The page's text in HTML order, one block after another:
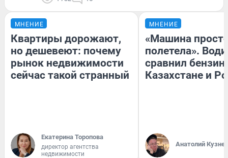
МНЕНИЕ
Квартиры дорожают,
но дешевеют: почему
рынок недвижимости
сейчас такой странный
Екатерина Торопова
директор агентства
недвижимости
МНЕНИЕ
«Машина
полетела».
сравнил бензин
Казахстане и
Анатолий